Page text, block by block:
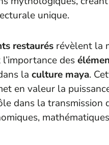
unique.
restaurés révèlent la
l’importance des
la culture maya.
en valeur la
dans la transmission